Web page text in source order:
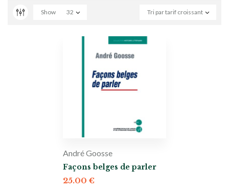
Tri par tarif croissant
Show 32
André Goosse
Façons belges de parler
25.00€